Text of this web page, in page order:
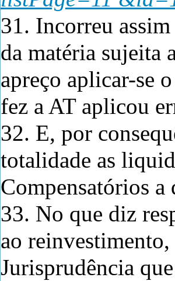
31. Incorreu
da matéria sujeita
apreço aplicar-se
fez a AT aplicou
32. E, por
totalidade as
Compensatórios a
33. No que diz
ao reinvestimento,
Jurisprudência